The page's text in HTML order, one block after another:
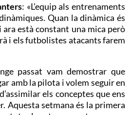
: «L’equip als entrenaments
Quan la dinàmica és
està constant una mica però
i els futbolistes atacants farem
passat vam demostrar que
amb la pilota i volem seguir en
els conceptes que ens
Aquesta setmana és la primera